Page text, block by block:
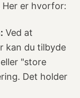
er hvorfor:
Ved at
kan du tilbyde
"store
Det holder